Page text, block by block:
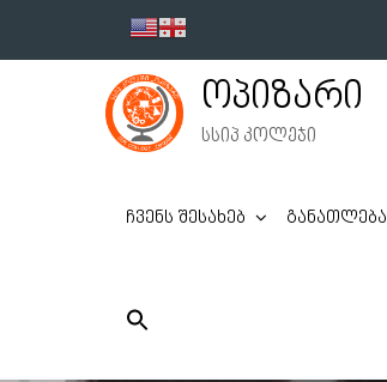
ოპიზარი
სსიპ კოლეჯი
ჩვენს შესახებ განათლება